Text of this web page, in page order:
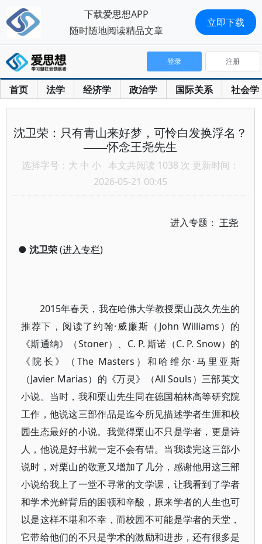
首页 法学 经济学 政治学 国际关系 社会学
登录 注册
沈卫荣：只有青山来好梦，可怜白发换浮名？
——怀念王尧先生
选择字号： 大 中 小 本文共阅读 1038 次 更新时间：
2026-05-21 00:45
进入专题：王尧
● 沈卫荣(进入专栏)
2015年春天，我在哈佛大学教授栗山茂久先生的
推荐下，阅读了约翰·威廉斯（John Williams）的
《斯通纳》（Stoner）、C. P. 斯诺（C. P. Snow）的
《院长》（The Masters）和哈维尔·马里亚斯
（Javier Marias）的《万灵》（All Souls）三部英文
小说。当时，我和栗山先生同在德国柏林高等研究院
工作，他说这三部作品是迄今所见描述学者生涯和校
园生态最好的小说。我觉得栗山不只是学者，更是诗
人，他说是好书就一定不会有错。当我读完这三部小
说时，对栗山的敬意又增加了几分，感谢他用这三部
小说给我上了一堂不寻常的文学课，让我看到了学者
和学术光鲜背后的困顿和辛酸，原来学者的人生也可
以是这样不堪和不幸，而校园不可能是学者的天堂，
它带给他们的不只是学术的激励和进步，还有很多是
下载爱思想APP
随时随地阅读精品文章
立即下载